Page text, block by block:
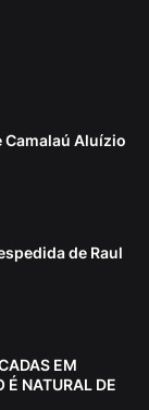
Aluízio
de Raul
EM
É NATURAL DE